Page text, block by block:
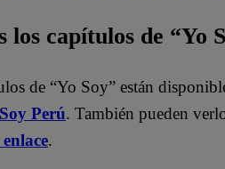
los capítulos de “Yo
de “Yo Soy” están
Perú. También pueden
.